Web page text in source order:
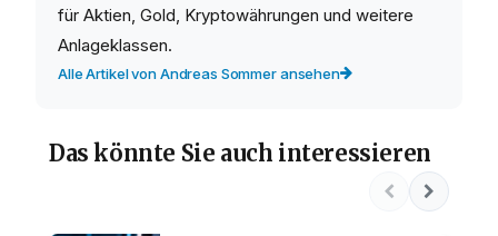
für Aktien, Gold, Kryptowährungen und weitere
Anlageklassen.
Alle Artikel von Andreas Sommer ansehen
Das könnte Sie auch interessieren